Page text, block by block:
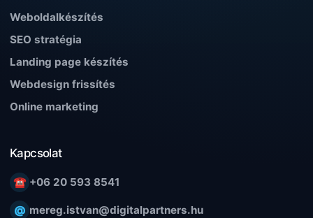
Weboldalkészítés
SEO stratégia
Landing page készítés
Webdesign frissítés
Online marketing
Kapcsolat
☎ +06 20 593 8541
@ mereg.istvan@digitalpartners.hu